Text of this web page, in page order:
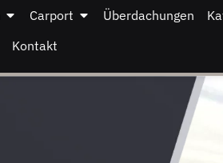
Carport Überdachungen
Kontakt